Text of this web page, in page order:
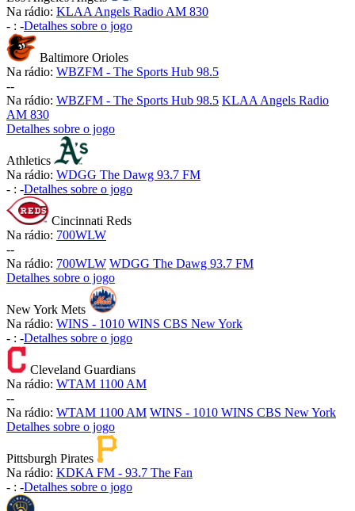
Na rádio: KLAA Angels Radio AM 830
- : -Detalhes sobre o jogo
Baltimore Orioles
Na rádio: WBZFM - The Sports Hub 98.5
--
Na rádio: WBZFM - The Sports Hub 98.5 KLAA Angels Radio
AM 830
Detalhes sobre o jogo
Athletics
Na rádio: WDGG The Dawg 93.7 FM
- : -Detalhes sobre o jogo
Cincinnati Reds
Na rádio: 700WLW
--
Na rádio: 700WLW WDGG The Dawg 93.7 FM
Detalhes sobre o jogo
New York Mets
Na rádio: WINS - 1010 WINS CBS New York
- : -Detalhes sobre o jogo
Cleveland Guardians
Na rádio: WTAM 1100 AM
--
Na rádio: WTAM 1100 AM WINS - 1010 WINS CBS New York
Detalhes sobre o jogo
Pittsburgh Pirates
Na rádio: KDKA FM - 93.7 The Fan
- : -Detalhes sobre o jogo